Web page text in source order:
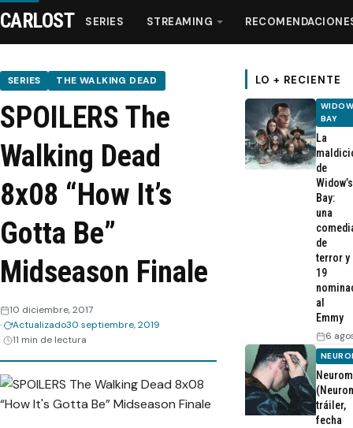
Series
Streaming
Recomendaciones
CARLOST SERIES STREAMING
SERIES THE WALKING DEAD
SPOILERS The
Walking Dead
8x08 “How It’s
Gotta Be”
Midseason Finale
10 diciembre, 2017
Actualizado30 septiembre, 2019
11 min de lectura
LO + RECIENTE
BAY
La
de
Widow’s
Bay:
una
de
terror y
19
al
Emmy
6
tráiler,
fecha